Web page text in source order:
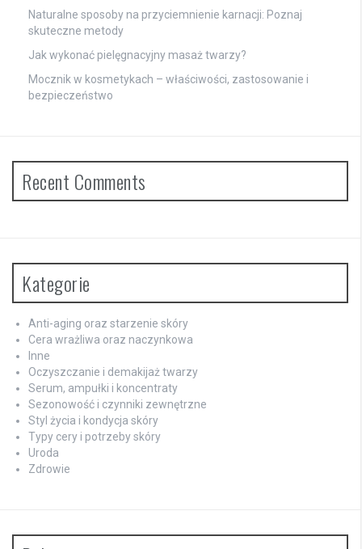
Naturalne sposoby na przyciemnienie karnacji: Poznaj
skuteczne metody
Jak wykonać pielęgnacyjny masaż twarzy?
Mocznik w kosmetykach – właściwości, zastosowanie i
bezpieczeństwo
Recent Comments
Kategorie
Anti-aging oraz starzenie skóry
Cera wrażliwa oraz naczynkowa
Inne
Oczyszczanie i demakijaż twarzy
Serum, ampułki i koncentraty
Sezonowość i czynniki zewnętrzne
Styl życia i kondycja skóry
Typy cery i potrzeby skóry
Uroda
Zdrowie